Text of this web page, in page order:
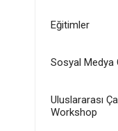
Eğitimler
Sosyal Medya
Uluslararası
Workshop